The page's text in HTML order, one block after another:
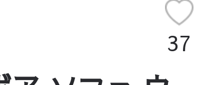
ープボア ソファ
37